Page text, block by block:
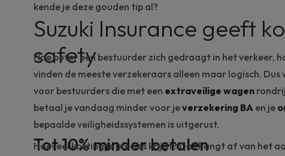
kende je deze gouden tip al?
Suzuki Insurance geeft
safety
Hoe beter een bestuurder zich gedraagt in het verkeer,
vinden de meeste verzekeraars alleen maar logisch.
voor bestuurders die met een extraveilige wagen
betaal je vandaag minder voor jeverzekering BA en je
bepaalde veiligheidssystemen is uitgerust.
Tot 10% minder betalen
Hoeveel korting je precies krijgt? Dat hangt af van het